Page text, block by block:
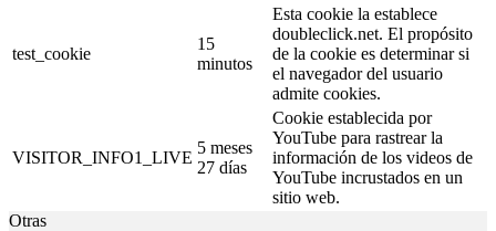
test_cookie
15
minutos
Esta cookie la establece
doubleclick.net. El propósito
de la cookie es determinar si
el navegador del usuario
admite cookies.
VISITOR_INFO1_LIVE
5 meses
27 días
Cookie establecida por
YouTube para rastrear la
información de los videos de
YouTube incrustados en un
sitio web.
Otras